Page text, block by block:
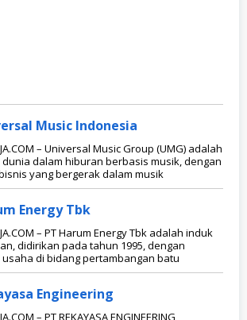
Music Indonesia
– Universal Music Group (UMG) adalah
dalam hiburan berbasis musik, dengan
yang bergerak dalam musik
Energy Tbk
– PT Harum Energy Tbk adalah induk
didirikan pada tahun 1995, dengan
di bidang pertambangan batu
Engineering
– PT REKAYASA ENGINEERING